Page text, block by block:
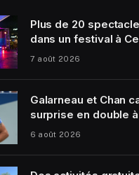
Plus de 20
dans un festival à
7 août 2026
Galarneau et Chan
surprise en double à
6 août 2026